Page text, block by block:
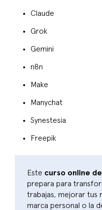
Claude
Grok
Gemini
n8n
Make
Manychat
Synestesia
Freepik
Este curso online
prepara para
trabajas, mejorar tus
marca personal o la